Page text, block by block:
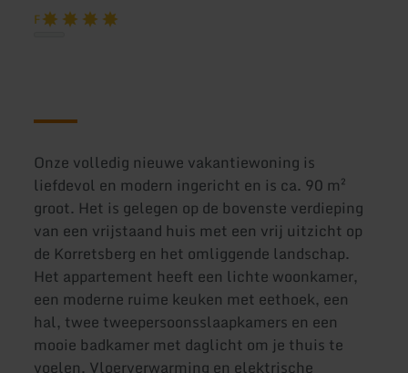
F
Onze volledig nieuwe vakantiewoning is
liefdevol en modern ingericht en is ca. 90 m²
groot. Het is gelegen op de bovenste verdieping
van een vrijstaand huis met een vrij uitzicht op
de Korretsberg en het omliggende landschap.
Het appartement heeft een lichte woonkamer,
een moderne ruime keuken met eethoek, een
hal, twee tweepersoonsslaapkamers en een
mooie badkamer met daglicht om je thuis te
voelen. Vloerverwarming en elektrische